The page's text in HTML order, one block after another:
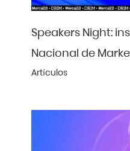
Speakers Night:
Nacional de
Artículos